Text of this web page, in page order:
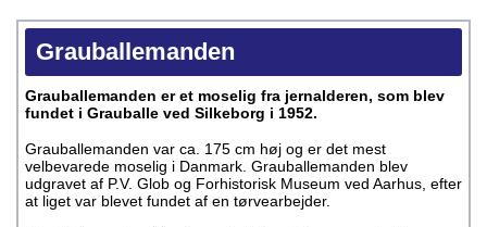
Grauballemanden
Grauballemanden er et moselig fra jernalderen, som blev
fundet i Grauballe ved Silkeborg i 1952.
Grauballemanden var ca. 175 cm høj og er det mest
velbevarede moselig i Danmark. Grauballemanden blev
udgravet af P.V. Glob og Forhistorisk Museum ved Aarhus, efter
at liget var blevet fundet af en tørvearbejder.